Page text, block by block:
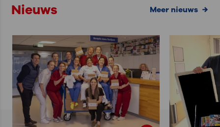
Nieuws meer nieuws